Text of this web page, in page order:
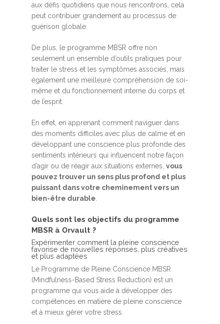
aux défis quotidiens que nous rencontrons, cela
peut contribuer grandement au processus de
guérison globale.
De plus, le programme MBSR offre non
seulement un ensemble d’outils pratiques pour
traiter le stress et les symptômes associés, mais
également une meilleure compréhension de soi-
même et du fonctionnement interne du corps et
de l’esprit.
En effet, en apprenant comment naviguer dans
des moments difficiles avec plus de calme et en
développant une conscience plus profonde des
sentiments intérieurs qui influencent notre façon
d’agir ou de réagir aux situations externes, vous
pouvez trouver un sens plus profond et plus
puissant dans votre cheminement vers un
bien-être durable
Quels sont les objectifs du programme
MBSR à Orvault ?
Expérimenter comment la pleine conscience
favorise de nouvelles réponses, plus créatives
et plus adaptées
Le Programme de Pleine Conscience MBSR
(Mindfulness-Based Stress Reduction) est un
programme qui vous aide à développer des
compétences en matière de pleine conscience
et à mieux gérer votre stress.